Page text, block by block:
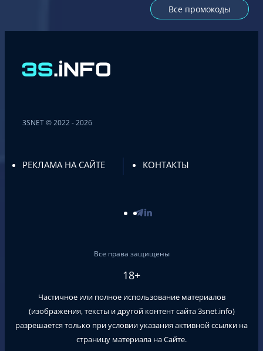
Все промокоды
3SNET © 2022 - 2026
РЕКЛАМА НА САЙТЕ КОНТАКТЫ
Все права защищены
18+
Частичное или полное использование материалов
(изображения, тексты и другой контент сайта3snet.info)
разрешается только при условии указания активной ссылки на
страницу материала на Сайте.